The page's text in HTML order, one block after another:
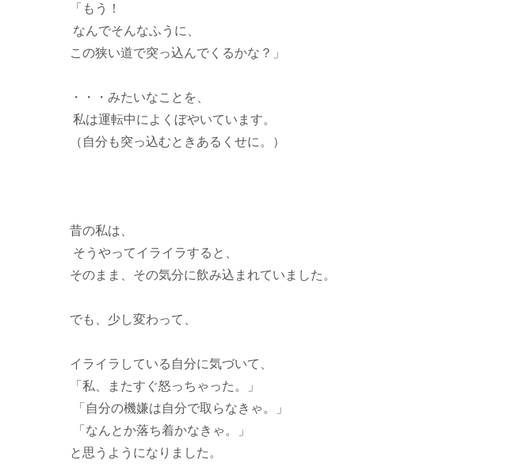
「もう！
なんでそんなふうに、
この狭い道で突っ込んでくるかな？」
・・・みたいなことを、
私は運転中によくぼやいています。
（自分も突っ込むときあるくせに。）
昔の私は、
そうやってイライラすると、
そのまま、その気分に飲み込まれていました。
でも、少し変わって、
イライラしている自分に気づいて、
「私、またすぐ怒っちゃった。」
「自分の機嫌は自分で取らなきゃ。」
「なんとか落ち着かなきゃ。」
と思うようになりました。